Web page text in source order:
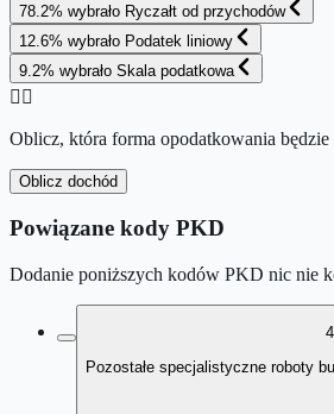
78.2% wybrało Ryczałt od przychodów
12.6% wybrało Podatek liniowy
9.2% wybrało Skala podatkowa
👉🏻
Oblicz, która forma opodatkowania
Oblicz dochód
Powiązane kody PKD
Dodanie poniższych kodów PKD nic nie
Pozostałe specjalistyczne roboty